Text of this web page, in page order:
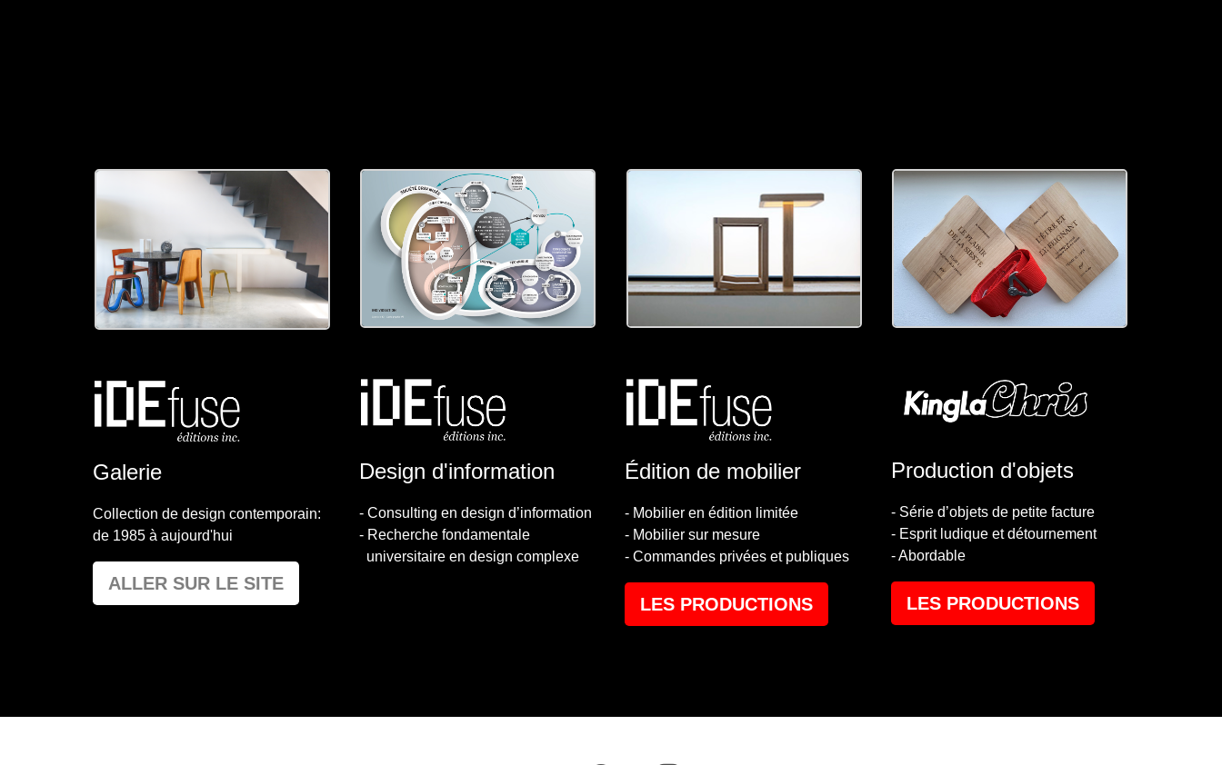
Galerie
Collection de design contemporain:
de 1985 à aujourd'hui
ALLER SUR LE SITE
Design d'information
- Consulting en design d’information
- Recherche fondamentale
universitaire en design complexe
Édition de mobilier
- Mobilier en édition limitée
- Mobilier sur mesure
- Commandes privées et publiques
LES PRODUCTIONS
Production d'objets
- Série d’objets de petite facture
- Esprit ludique et détournement
- Abordable
LES PRODUCTIONS